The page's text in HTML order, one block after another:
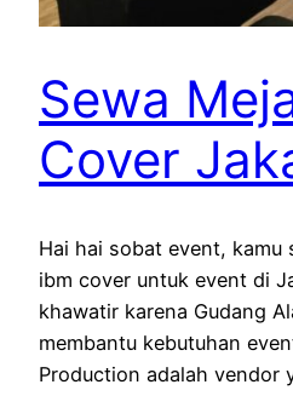
Sewa
Cover
Hai hai sobat event, kamu
ibm cover untuk event di
khawatir karena Gudang
membantu kebutuhan
Production adalah vendor